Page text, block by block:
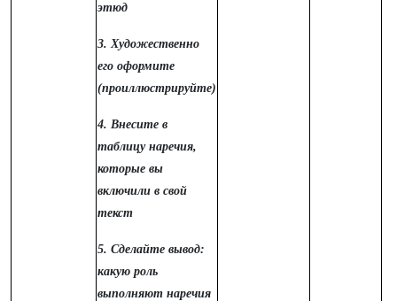
этюд
3. Художественно
его оформите
(проиллюстрируйте)
4. Внесите в
таблицу наречия,
которые вы
включили в свой
текст
5. Сделайте вывод:
какую роль
выполняют наречия